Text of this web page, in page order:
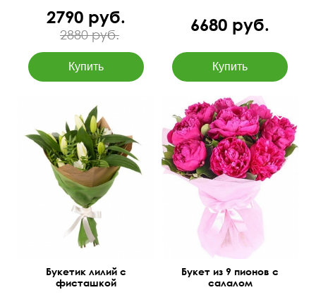
2790 руб.
2880 руб. 6680 руб.
60 см 50 см
Букетик лилий с
фисташкой
45 см 30 см
Букет из 9 пионов с
салалом